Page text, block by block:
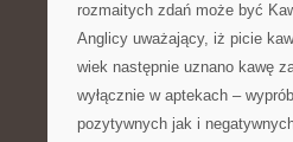
rozmaitych zdań może być
Anglicy uważający, iż picie
wiek następnie uznano kawę
wyłącznie w aptekach –
pozytywnych jak i